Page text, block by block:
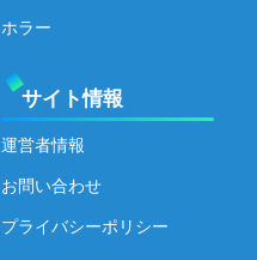
ホラー
サイト情報
運営者情報
お問い合わせ
プライバシーポリシー